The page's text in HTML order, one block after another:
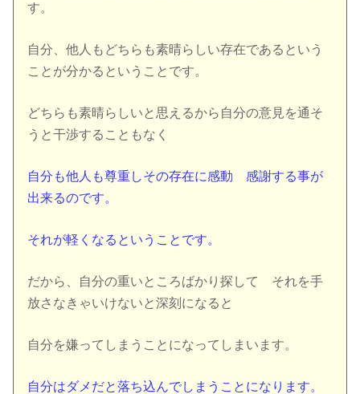
す。
自分、他人もどちらも素晴らしい存在であるという
ことが分かるということです。
どちらも素晴らしいと思えるから自分の意見を通そ
うと干渉することもなく
自分も他人も尊重しその存在に感動 感謝する事が
出来るのです。
それが軽くなるということです。
だから、自分の重いところばかり探して それを手
放さなきゃいけないと深刻になると
自分を嫌ってしまうことになってしまいます。
自分はダメだと落ち込んでしまうことになります。